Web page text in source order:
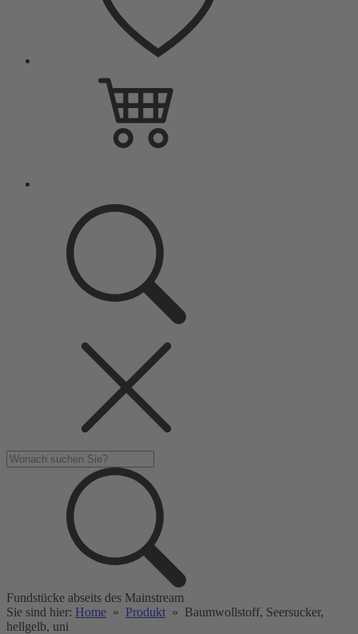
Fundstücke abseits des Mainstream
Sie sind hier: Home » Produkt » Baumwollstoff, Seersucker,
hellgelb, uni